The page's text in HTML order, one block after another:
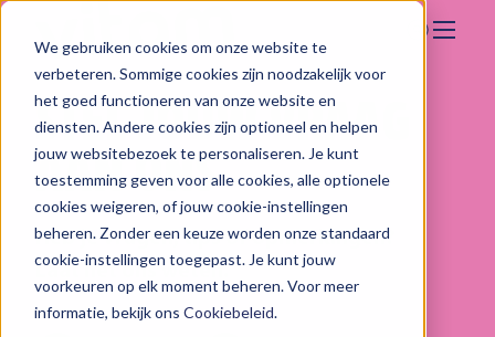
We gebruiken cookies om onze website te
verbeteren. Sommige cookies zijn noodzakelijk voor
het goed functioneren van onze website en
diensten. Andere cookies zijn optioneel en helpen
jouw websitebezoek te personaliseren. Je kunt
toestemming geven voor alle cookies, alle optionele
cookies weigeren, of jouw cookie-instellingen
beheren. Zonder een keuze worden onze standaard
cookie-instellingen toegepast. Je kunt jouw
voorkeuren op elk moment beheren. Voor meer
informatie, bekijk ons Cookiebeleid.
Hier vind je ons
Onze aanpak
Over Vitam
Nieuws
Contact
Werken bij
Zoeken
STEL JOUW VRAAG
AAN ONS
Heb je vragen, tips of opmerkingen?
Laat het ons weten.